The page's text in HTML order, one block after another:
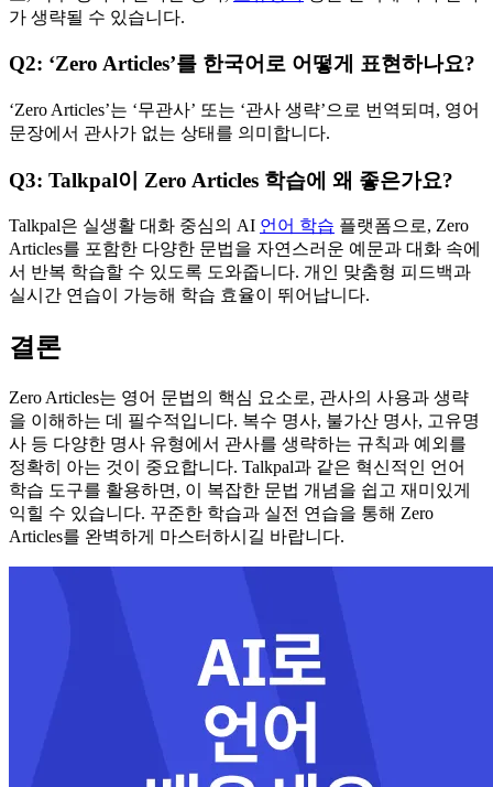
가 생략될 수 있습니다.
Q2: ‘Zero Articles’를 한국어로 어떻게 표현하나요?
‘Zero Articles’는 ‘무관사’ 또는 ‘관사 생략’으로 번역되며, 영어
문장에서 관사가 없는 상태를 의미합니다.
Q3: Talkpal이 Zero Articles 학습에 왜 좋은가요?
Talkpal은 실생활 대화 중심의 AI 언어 학습 플랫폼으로, Zero
Articles를 포함한 다양한 문법을 자연스러운 예문과 대화 속에
서 반복 학습할 수 있도록 도와줍니다. 개인 맞춤형 피드백과
실시간 연습이 가능해 학습 효율이 뛰어납니다.
결론
Zero Articles는 영어 문법의 핵심 요소로, 관사의 사용과 생략
을 이해하는 데 필수적입니다. 복수 명사, 불가산 명사, 고유명
사 등 다양한 명사 유형에서 관사를 생략하는 규칙과 예외를
정확히 아는 것이 중요합니다. Talkpal과 같은 혁신적인 언어
학습 도구를 활용하면, 이 복잡한 문법 개념을 쉽고 재미있게
익힐 수 있습니다. 꾸준한 학습과 실전 연습을 통해 Zero
Articles를 완벽하게 마스터하시길 바랍니다.